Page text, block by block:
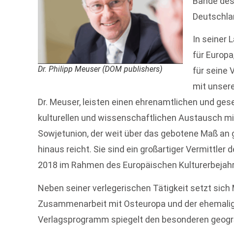
Dr. Philipp Meuser (DOM publishers)
In seiner
für
für seine
mit
Dr. Meuser, leisten einen ehrenamtlichen und
kulturellen und wissenschaftlichen Austausch
Sowjetunion, der weit über das gebotene Maß
hinaus reicht. Sie sind ein großartiger Vermittler
2018 im Rahmen des Europäischen
Neben seiner verlegerischen Tätigkeit setzt sich
Zusammenarbeit mit Osteuropa und der
Verlagsprogramm spiegelt den besonderen